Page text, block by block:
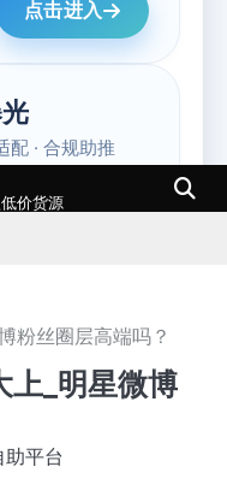
价货源
粉丝圈层高端吗？
上_明星微博
平台